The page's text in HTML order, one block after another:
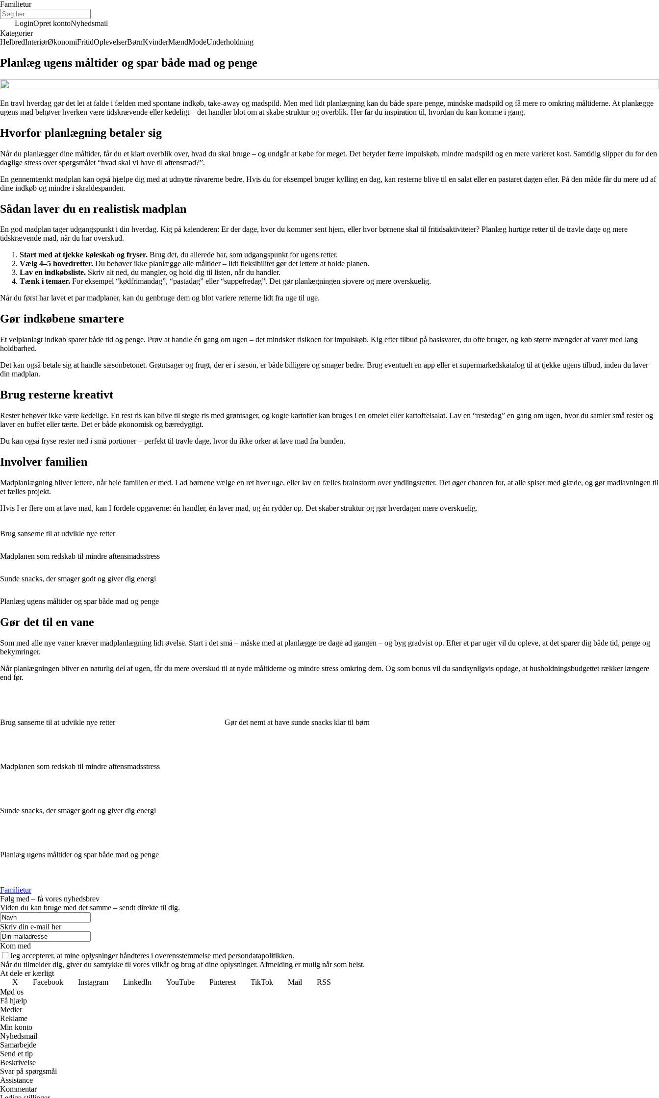
Familietur
LoginOpret kontoNyhedsmail
Kategorier
HelbredInteriørØkonomiFritidOplevelserBørnKvinderMændModeUnderholdning
Planlæg ugens måltider og spar både mad og penge
En travl hverdag gør det let at falde i fælden med spontane indkøb, take-away og madspild. Men med lidt planlægning kan du både spare penge, mindske madspild og få mere ro omkring måltiderne. At planlægge
ugens mad behøver hverken være tidskrævende eller kedeligt – det handler blot om at skabe struktur og overblik. Her får du inspiration til, hvordan du kan komme i gang.
Hvorfor planlægning betaler sig
Når du planlægger dine måltider, får du et klart overblik over, hvad du skal bruge – og undgår at købe for meget. Det betyder færre impulskøb, mindre madspild og en mere varieret kost. Samtidig slipper du for den
daglige stress over spørgsmålet “hvad skal vi have til aftensmad?”.
En gennemtænkt madplan kan også hjælpe dig med at udnytte råvarerne bedre. Hvis du for eksempel bruger kylling en dag, kan resterne blive til en salat eller en pastaret dagen efter. På den måde får du mere ud af
dine indkøb og mindre i skraldespanden.
Sådan laver du en realistisk madplan
En god madplan tager udgangspunkt i din hverdag. Kig på kalenderen: Er der dage, hvor du kommer sent hjem, eller hvor børnene skal til fritidsaktiviteter? Planlæg hurtige retter til de travle dage og mere
tidskrævende mad, når du har overskud.
Start med at tjekke køleskab og fryser. Brug det, du allerede har, som udgangspunkt for ugens retter.
Vælg 4–5 hovedretter. Du behøver ikke planlægge alle måltider – lidt fleksibilitet gør det lettere at holde planen.
Lav en indkøbsliste. Skriv alt ned, du mangler, og hold dig til listen, når du handler.
Tænk i temaer. For eksempel “kødfrimandag”, “pastadag” eller “suppefredag”. Det gør planlægningen sjovere og mere overskuelig.
Når du først har lavet et par madplaner, kan du genbruge dem og blot variere retterne lidt fra uge til uge.
Gør indkøbene smartere
Et velplanlagt indkøb sparer både tid og penge. Prøv at handle én gang om ugen – det mindsker risikoen for impulskøb. Kig efter tilbud på basisvarer, du ofte bruger, og køb større mængder af varer med lang
holdbarhed.
Det kan også betale sig at handle sæsonbetonet. Grøntsager og frugt, der er i sæson, er både billigere og smager bedre. Brug eventuelt en app eller et supermarkedskatalog til at tjekke ugens tilbud, inden du laver
din madplan.
Brug resterne kreativt
Rester behøver ikke være kedelige. En rest ris kan blive til stegte ris med grøntsager, og kogte kartofler kan bruges i en omelet eller kartoffelsalat. Lav en “restedag” en gang om ugen, hvor du samler små rester og
laver en buffet eller tærte. Det er både økonomisk og bæredygtigt.
Du kan også fryse rester ned i små portioner – perfekt til travle dage, hvor du ikke orker at lave mad fra bunden.
Involver familien
Madplanlægning bliver lettere, når hele familien er med. Lad børnene vælge en ret hver uge, eller lav en fælles brainstorm over yndlingsretter. Det øger chancen for, at alle spiser med glæde, og gør madlavningen til
et fælles projekt.
Hvis I er flere om at lave mad, kan I fordele opgaverne: én handler, én laver mad, og én rydder op. Det skaber struktur og gør hverdagen mere overskuelig.
Brug sanserne til at udvikle nye retter
Madplanen som redskab til mindre aftensmadsstress
Sunde snacks, der smager godt og giver dig energi
Planlæg ugens måltider og spar både mad og penge
Gør det til en vane
Som med alle nye vaner kræver madplanlægning lidt øvelse. Start i det små – måske med at planlægge tre dage ad gangen – og byg gradvist op. Efter et par uger vil du opleve, at det sparer dig både tid, penge og
bekymringer.
Når planlægningen bliver en naturlig del af ugen, får du mere overskud til at nyde måltiderne og mindre stress omkring dem. Og som bonus vil du sandsynligvis opdage, at husholdningsbudgettet rækker længere
end før.
Brug sanserne til at udvikle nye retter
Madplanen som redskab til mindre aftensmadsstress
Sunde snacks, der smager godt og giver dig energi
Planlæg ugens måltider og spar både mad og penge
Gør det nemt at have sunde snacks klar til børn
Familietur
Følg med – få vores nyhedsbrev
Viden du kan bruge med det samme – sendt direkte til dig.
Skriv din e-mail her
Kom med
Jeg accepterer, at mine oplysninger håndteres i overensstemmelse med persondatapolitikken.
Når du tilmelder dig, giver du samtykke til vores vilkår og brug af dine oplysninger. Afmelding er mulig når som helst.
At dele er kærligt
X
Facebook Instagram LinkedIn YouTube Pinterest TikTok Mail
RSS
Mød os
Få hjælp
Medier
Reklame
Min konto
Nyhedsmail
Samarbejde
Send et tip
Beskrivelse
Svar på spørgsmål
Assistance
Kommentar